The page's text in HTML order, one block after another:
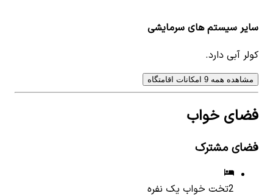
سایر سیستم های سرمایشی
کولر آبی دارد.
مشاهده همه 9 امکانات اقامتگاه
فضای خواب
فضای مشترک
2تخت خواب یک نفره